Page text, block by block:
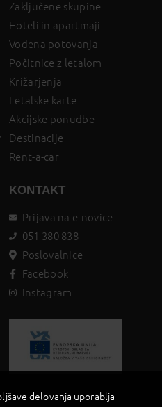
Zaključene skupine
Hoteli in apartmaji
Vodena potovanja
Počitnice z letalom
Križarjenja
Letalske karte
Akcijske ponudbe
Destinacije
Rent-a-car
KONTAKT
Prijava na e-novice
051 380 838
Poslovalnice
Facebook
Instagram
delovanja uporablja